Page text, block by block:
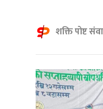
शक्ति पोष्ट